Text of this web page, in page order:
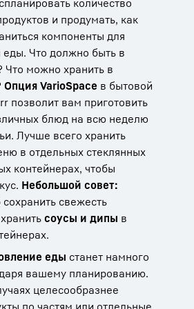
и продумать, как
компоненты для
еды. Что должно быть в
Что можно хранить в
Опция VarioSpace в бытовой
позволит вам приготовить
блюд на всю неделю
Лучше всего хранить
в отдельных стеклянных
контейнерах, чтобы
Небольшой совет:
свежесть
соусы и дипы в
еды станет намного
вашему планированию.
целесообразнее
по частям или отдельные